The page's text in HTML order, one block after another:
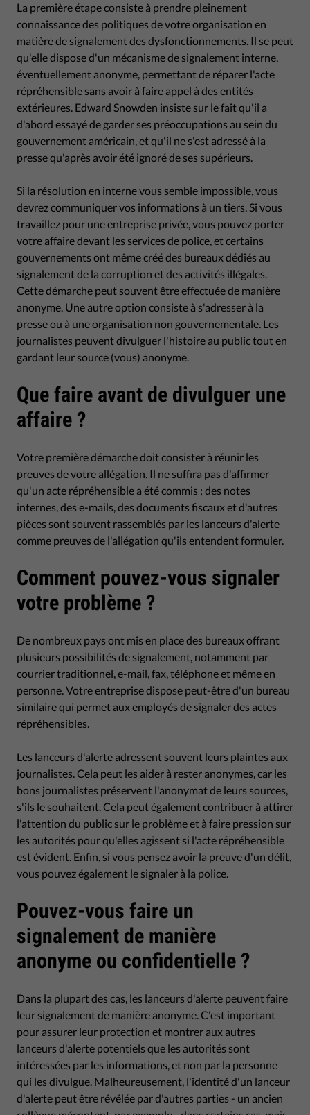
La première étape consiste à prendre pleinement
connaissance des politiques de votre organisation en
matière de signalement des dysfonctionnements. Il se peut
qu'elle dispose d'un mécanisme de signalement interne,
éventuellement anonyme, permettant de réparer l'acte
répréhensible sans avoir à faire appel à des entités
extérieures. Edward Snowden insiste sur le fait qu'il a
d'abord essayé de garder ses préoccupations au sein du
gouvernement américain, et qu'il ne s'est adressé à la
presse qu'après avoir été ignoré de ses supérieurs.
Si la résolution en interne vous semble impossible, vous
devrez communiquer vos informations à un tiers. Si vous
travaillez pour une entreprise privée, vous pouvez porter
votre affaire devant les services de police, et certains
gouvernements ont même créé des bureaux dédiés au
signalement de la corruption et des activités illégales.
Cette démarche peut souvent être effectuée de manière
anonyme. Une autre option consiste à s'adresser à la
presse ou à une organisation non gouvernementale. Les
journalistes peuvent divulguer l'histoire au public tout en
gardant leur source (vous) anonyme.
Que faire avant de divulguer une
affaire ?
Votre première démarche doit consister à réunir les
preuves de votre allégation. Il ne suffira pas d'affirmer
qu'un acte répréhensible a été commis ; des notes
internes, des e-mails, des documents fiscaux et d'autres
pièces sont souvent rassemblés par les lanceurs d'alerte
comme preuves de l'allégation qu'ils entendent formuler.
Comment pouvez-vous signaler
votre problème ?
De nombreux pays ont mis en place des bureaux offrant
plusieurs possibilités de signalement, notamment par
courrier traditionnel, e-mail, fax, téléphone et même en
personne. Votre entreprise dispose peut-être d'un bureau
similaire qui permet aux employés de signaler des actes
répréhensibles.
Les lanceurs d'alerte adressent souvent leurs plaintes aux
journalistes. Cela peut les aider à rester anonymes, car les
bons journalistes préservent l'anonymat de leurs sources,
s'ils le souhaitent. Cela peut également contribuer à attirer
l'attention du public sur le problème et à faire pression sur
les autorités pour qu'elles agissent si l'acte répréhensible
est évident. Enfin, si vous pensez avoir la preuve d'un délit,
vous pouvez également le signaler à la police.
Pouvez-vous faire un
signalement de manière
anonyme ou confidentielle ?
Dans la plupart des cas, les lanceurs d'alerte peuvent faire
leur signalement de manière anonyme. C'est important
pour assurer leur protection et montrer aux autres
lanceurs d'alerte potentiels que les autorités sont
intéressées par les informations, et non par la personne
qui les divulgue. Malheureusement, l'identité d'un lanceur
d'alerte peut être révélée par d'autres parties - un ancien